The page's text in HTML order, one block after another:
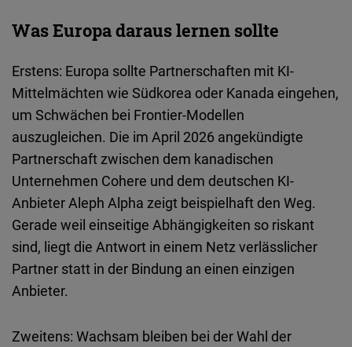
Was Europa daraus lernen sollte
Erstens: Europa sollte Partnerschaften mit KI-
Mittelmächten wie Südkorea oder Kanada eingehen,
um Schwächen bei Frontier-Modellen
auszugleichen. Die im April 2026 angekündigte
Partnerschaft zwischen dem kanadischen
Unternehmen Cohere und dem deutschen KI-
Anbieter Aleph Alpha zeigt beispielhaft den Weg.
Gerade weil einseitige Abhängigkeiten so riskant
sind, liegt die Antwort in einem Netz verlässlicher
Partner statt in der Bindung an einen einzigen
Anbieter.
Zweitens: Wachsam bleiben bei der Wahl der